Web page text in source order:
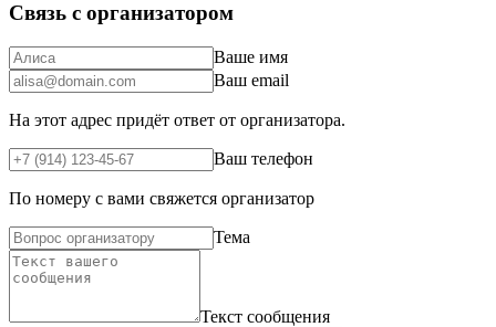
Связь с организатором
Ваше имя
Ваш email
На этот адрес придёт ответ от организатора.
Ваш телефон
По номеру с вами свяжется организатор
Тема
Текст сообщения